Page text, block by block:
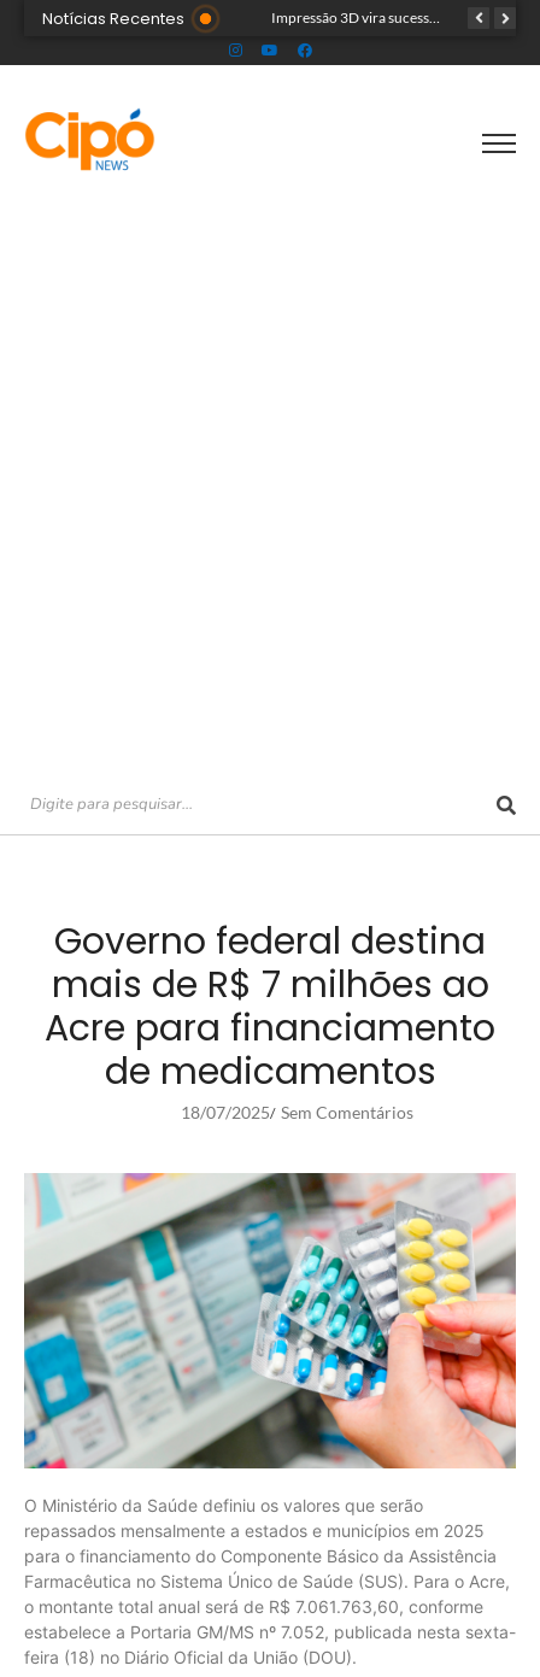
Notícias Recentes Cinco acreanos mortos em acidente trágico na BR-364 são velados juntos
Governo federal destina
mais de R$ 7 milhões ao
Acre para financiamento
de medicamentos
18/07/2025/ Sem Comentários
O Ministério da Saúde definiu os valores que serão
repassados mensalmente a estados e municípios em 2025
para o financiamento do Componente Básico da Assistência
Farmacêutica no Sistema Único de Saúde (SUS). Para o Acre,
o montante total anual será de R$ 7.061.763,60, conforme
estabelece a Portaria GM/MS nº 7.052, publicada nesta sexta-
feira (18) no Diário Oficial da União (DOU).